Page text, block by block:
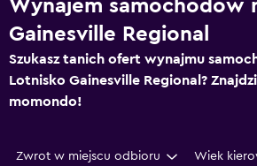
Wynajem samochodów
Gainesville Regional
Szukasz tanich ofert wynajmu
Lotnisko Gainesville Regional?
momondo!
Zwrot w miejscu odbioru Wiek